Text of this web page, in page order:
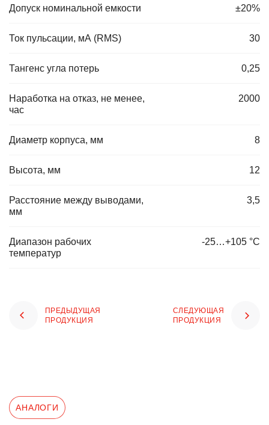
Допуск номинальной емкости ±20%
Ток пульсации, мА (RMS) 30
Тангенс угла потерь 0,25
Наработка на отказ, не менее,
час
2000
Диаметр корпуса, мм 8
Высота, мм 12
Расстояние между выводами,
мм
3,5
Диапазон рабочих
температур
-25…+105 °С
ПРЕДЫДУЩАЯ
ПРОДУКЦИЯ
СЛЕДУЮЩАЯ
ПРОДУКЦИЯ
АНАЛОГИ